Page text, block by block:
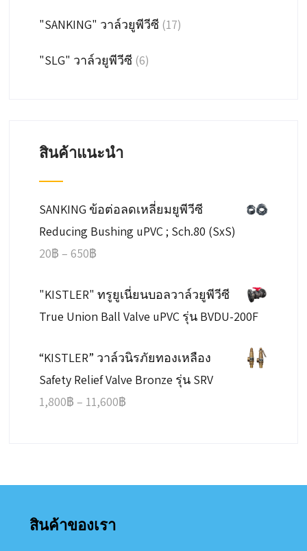
"SANKING" วาล์วยูพีวีซี (17)
"SLG" วาล์วยูพีวีซี (6)
สินค้าแนะนำ
SANKING ข้อต่อลดเหลี่ยมยูพีวีซี
Reducing Bushing uPVC ; Sch.80 (SxS)
20฿ – 650฿Price
20฿
through
"KISTLER" ทรูยูเนี่ยนบอลวาล์วยูพีวีซี
True Union Ball Valve uPVC รุ่น BVDU-200F
“KISTLER” วาล์วนิรภัยทองเหลือง
Safety Relief Valve Bronze รุ่น SRV
1,800฿ – 11,600฿Price
11,600฿
สินค้าของเรา